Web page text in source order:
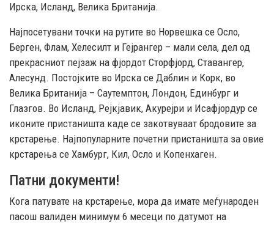
Ирска, Исланд, Велика Британија.
Најпосетувани точки на рутите во Норвешка се Осло,
Берген, Флам, Хелесилт и Гејрангер – мали села, дел од
прекрасниот пејзаж на фјордот Сторфјорд, Ставангер,
Алесунд. Постојките во Ирска се Даблин и Корк, во
Велика Британија – Саутемптон, Лондон, Единбург и
Глазгов. Во Исланд, Рејкјавик, Акурејри и Исафјордур се
иконите пристаништа каде се закотвуваат бродовите за
крстарење. Најпопуларните почетни пристаништа за овие
крстарења се Хамбург, Кил, Осло и Копенхаген.
Патни документи!
Кога патувате на крстарење, мора да имате меѓународен
пасош валиден минимум 6 месеци по датумот на